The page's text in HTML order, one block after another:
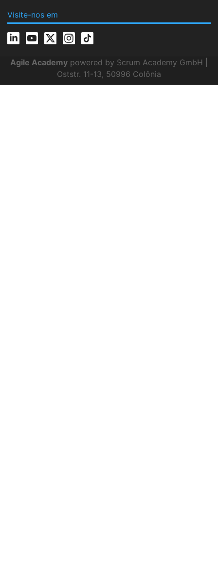
Visite-nos em
Agile Academy powered by Scrum Academy GmbH |
Oststr. 11-13, 50996 Colônia